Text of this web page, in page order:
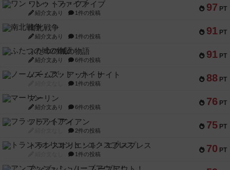
97 PT
ワン・トゥ・ファイブ
紹介文あり 1件の投稿
91 PT
南北戦争
紹介文あり 1件の投稿
91 PT
ふたつの城の物語
紹介文あり 6件の投稿
88 PT
ノームズ・アット・ナイト
1件の投稿
76 PT
マーリン
紹介文あり 6件の投稿
75 PT
フラットアイアン
2件の投稿
70 PT
トランスオリエント・エクスプレス
1件の投稿